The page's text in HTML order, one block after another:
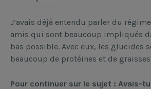
J’avais déjà entendu parler du
amis qui sont beaucoup impliqués
bas possible. Avec eux, les glucides
beaucoup de protéines et de
Pour continuer sur le sujet : Avais-